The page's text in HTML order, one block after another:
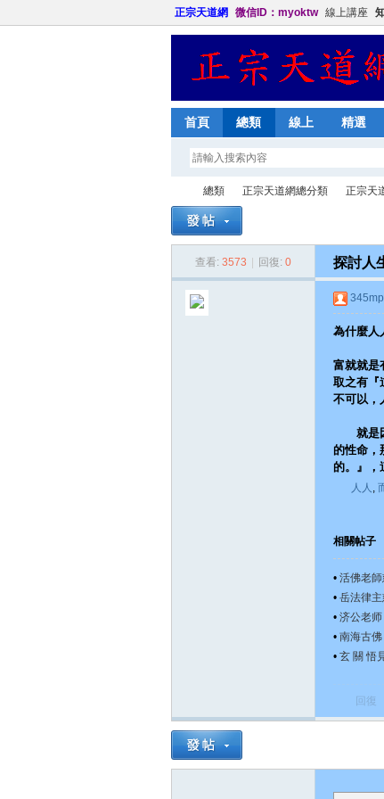
正宗天道網 微信ID：myoktw 線上講座
首頁 總類 線上 精選
總類
›
正宗天道網總分類 正宗天
查看: 3573 回復: 0 探討人
為什麼人
富就就是
取之有『
不可以，
就是因
的性命，
的。』，
人人 ,
相關帖子
• 活佛老
• 岳法律
• 济公老
• 南海古
• 玄 關 悟
回復